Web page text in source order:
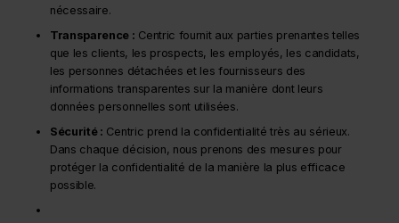
nécessaire.
Transparence : Centric fournit aux parties prenantes telles
que les clients, les prospects, les employés, les candidats,
les personnes détachées et les fournisseurs des
informations transparentes sur la manière dont leurs
données personnelles sont utilisées.
Sécurité : Centric prend la confidentialité très au sérieux.
Dans chaque décision, nous prenons des mesures pour
protéger la confidentialité de la manière la plus efficace
possible.